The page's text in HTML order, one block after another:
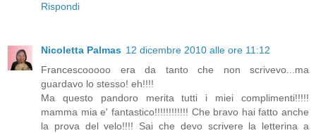
Rispondi
Nicoletta Palmas 12 dicembre 2010 alle ore 11:12
Francescooooo era da tanto che non scrivevo...ma
guardavo lo stesso! eh!!!!
Ma questo pandoro merita tutti i miei complimenti!!!!!
mamma mia e' fantastico!!!!!!!!!!!! Che bravo hai fatto anche
la prova del velo!!!! Sai che devo scrivere la letterina a